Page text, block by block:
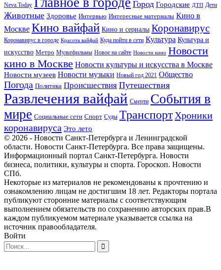
Neva.Today
Город Городские ДТП Дети
Животные Здоровье Интервью Интересные материалы Кино в
Москве Кино вайфай Кино и сериалы Коронавирус
Коронавирус в городе Красота вайфай Куда пойти в сети Культура Культура и
искусство Метро Мультфильмы Новое на сайте Новости кино Новости
кино в Москве Новости культуры и искусства в Москве
Новости музеев Новости музыки Новый год 2021 Общество
Погода Политика Происшествия Путешествия
Развлечения вайфай Смерти События в
мире Социальные сети Спорт Суды Транспорт Хроники
коронавируса Это лето
© 2026 - Новости Санкт-Петербурга и Ленинградской
области. Новости Санкт-Петербурга. Все права защищены.
Информационный портал Санкт-Петербурга. Новости
бизнеса, политики, культуры и спорта. Гороскоп. Новости
СПб.
Некоторые из материалов не рекомендованы к прочтению и
ознакомлению лицам не достигшим 18 лет. Редакторы портала
публикуют сторонние материалы с соответствующим
выполнением обязательств по сохранению авторских прав.В
каждом публикуемом материале указывается ссылка на
источник правообладателя.
Войти